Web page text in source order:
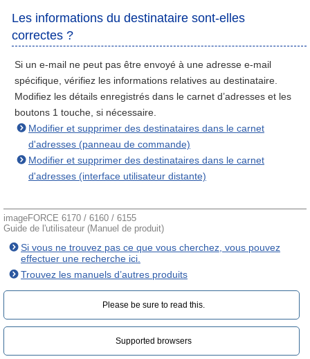
Les informations du destinataire sont-elles
correctes ?
Si un e-mail ne peut pas être envoyé à une adresse e-mail
spécifique, vérifiez les informations relatives au destinataire.
Modifiez les détails enregistrés dans le carnet d’adresses et les
boutons 1 touche, si nécessaire.
Modifier et supprimer des destinataires dans le carnet
d'adresses (panneau de commande)
Modifier et supprimer des destinataires dans le carnet
d'adresses (interface utilisateur distante)
imageFORCE 6170 / 6160 / 6155
Guide de l'utilisateur (Manuel de produit)
Si vous ne trouvez pas ce que vous cherchez, vous pouvez
effectuer une recherche ici.
Trouvez les manuels d’autres produits
Please be sure to read this.‎
Supported browsers